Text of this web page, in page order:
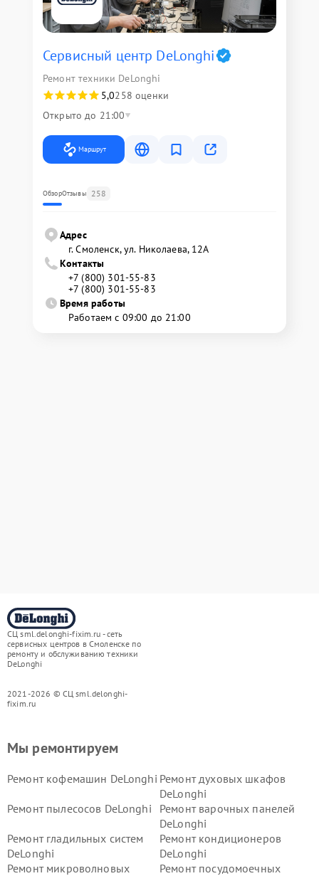
Сервисный центр DeLonghi
Ремонт техники DeLonghi
5,0258 оценки
Открыто до 21:00
Маршрут
ОбзорОтзывы 258
Адрес
г. Смоленск, ул. Николаева, 12А
Контакты
+7 (800) 301-55-83
+7 (800) 301-55-83
Время работы
Работаем с 09:00 до 21:00
СЦ sml.delonghi-fixim.ru - сеть
сервисных центров в Смоленске по
ремонту и обслуживанию техники
DeLonghi
2021-2026 © СЦ sml.delonghi-
fixim.ru
Мы ремонтируем
Ремонт кофемашин DeLonghi Ремонт духовых шкафов
DeLonghi
Ремонт пылесосов DeLonghi
Ремонт варочных панелей
DeLonghi
Ремонт гладильных систем
DeLonghi
Ремонт кондиционеров
DeLonghi
Ремонт микроволновых
Ремонт посудомоечных